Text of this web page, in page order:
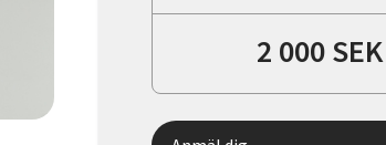
2 000 SEK